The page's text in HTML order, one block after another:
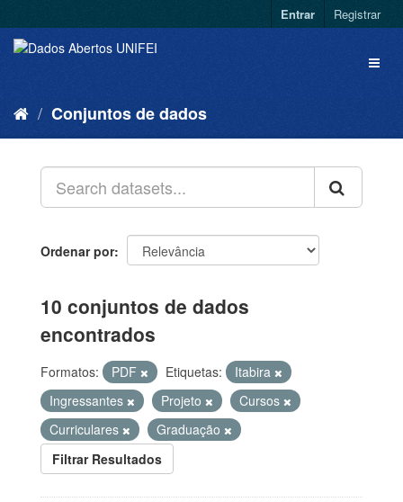
Entrar Registrar
Conjuntos de dados
Ordenar por
10 conjuntos de dados
encontrados
Formatos: PDF Etiquetas:
Itabira
Ingressantes
Projeto
Cursos
Curriculares
Graduação
Filtrar Resultados